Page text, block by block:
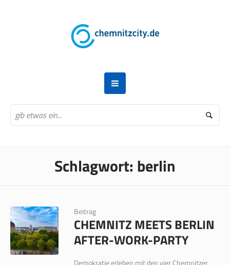
Schlagwort: berlin
Beitrag
CHEMNITZ MEETS BERLIN
AFTER-WORK-PARTY
Demokratie erleben mit den vier Chemnitzer